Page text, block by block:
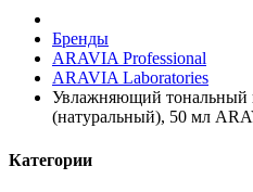
Бренды
ARAVIA Professional
ARAVIA Laboratories
Увлажняющий тональный
(натуральный), 50 мл
Категории